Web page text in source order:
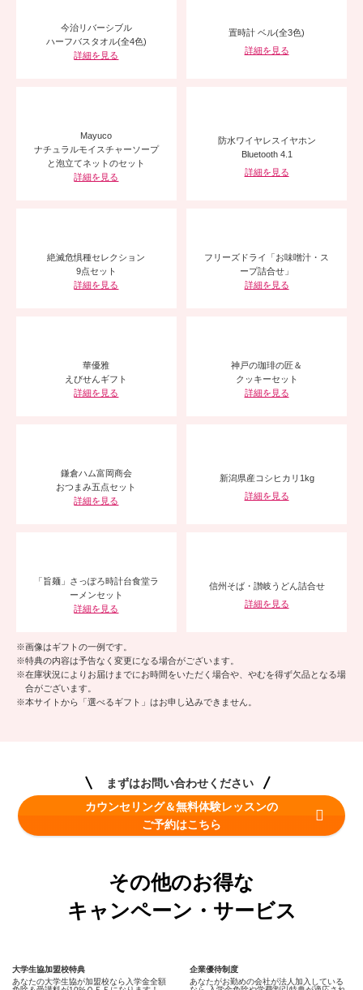
今治リバーシブル
ハーフバスタオル(全4色)
詳細を見る
置時計 ベル(全3色)
詳細を見る
Mayuco
ナチュラルモイスチャーソープ
と泡立てネットのセット
詳細を見る
防水ワイヤレスイヤホン
Bluetooth 4.1
詳細を見る
絶滅危惧種セレクション
9点セット
詳細を見る
フリーズドライ
「お味噌汁・ス
ープ詰合せ」
詳細を見る
華優雅
えびせんギフト
詳細を見る
神戸の珈琲の匠＆
クッキーセット
詳細を見る
鎌倉ハム富岡商会
おつまみ五点セット
詳細を見る
新潟県産コシヒカリ1kg
詳細を見る
「旨麺」さっぽろ時計台食堂ラ
ーメンセット
詳細を見る
信州そば・讃岐うどん詰合せ
詳細を見る
※画像はギフトの一例です。
※特典の内容は予告なく変更になる場合がございます。
※在庫状況によりお届けまでにお時間をいただく場合や、やむを得ず欠品となる場
合がございます。
※本サイトから「選べるギフト」はお申し込みできません。
まずはお問い合わせください
カウンセリング＆無料体験レッスンの
ご予約はこちら
その他のお得な
キャンペーン・サービス
大学生協加盟校特典
あなたの大学生協が加盟校なら入学金全額
企業優待制度
あなたがお勤めの会社が法人加入している